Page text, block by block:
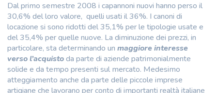
Dal primo semestre 2008 i capannoni nuovi hanno perso il
30,6% del loro valore, quelli usati il 36%. I canoni di
locazione si sono ridotti del 35,1% per le tipologie usate e
del 35,4% per quelle nuove. La diminuzione dei prezzi, in
particolare, sta determinando un maggiore interesse
verso l’acquistoda parte di aziende patrimonialmente
solide e da tempo presenti sul mercato. Medesimo
atteggiamento anche da parte delle piccole imprese
artigiane che lavorano per conto di importanti realtà italiane